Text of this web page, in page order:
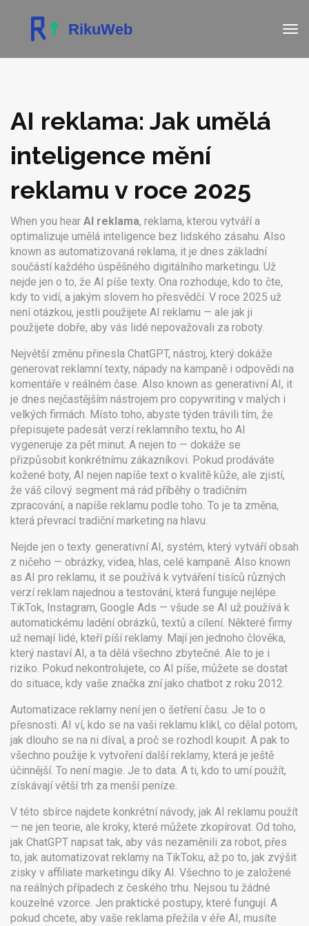
AI reklama: Jak umělá
inteligence mění
reklamu v roce 2025
When you hear AI reklama, reklama, kterou vytváří a
optimalizuje umělá inteligence bez lidského zásahu. Also
known as automatizovaná reklama, it je dnes základní
součástí každého úspěšného digitálního marketingu. Už
nejde jen o to, že AI píše texty. Ona rozhoduje, kdo to čte,
kdy to vidí, a jakým slovem ho přesvědčí. V roce 2025 už
není otázkou, jestli použijete AI reklamu — ale jak ji
použijete dobře, aby vás lidé nepovažovali za roboty.
Největší změnu přinesla ChatGPT, nástroj, který dokáže
generovat reklamní texty, nápady na kampaně i odpovědi na
komentáře v reálném čase. Also known as generativní AI, it
je dnes nejčastějším nástrojem pro copywriting v malých i
velkých firmách. Místo toho, abyste týden trávili tím, že
přepisujete padesát verzí reklamního textu, ho AI
vygeneruje za pět minut. A nejen to — dokáže se
přizpůsobit konkrétnímu zákazníkovi. Pokud prodáváte
kožené boty, AI nejen napíše text o kvalitě kůže, ale zjistí,
že váš cílový segment má rád příběhy o tradičním
zpracování, a napíše reklamu podle toho. To je ta změna,
která převrací tradiční marketing na hlavu.
Nejde jen o texty. generativní AI, systém, který vytváří obsah
z ničeho — obrázky, videa, hlas, celé kampaně. Also known
as AI pro reklamu, it se používá k vytváření tisíců různých
verzí reklam najednou a testování, která funguje nejlépe.
TikTok, Instagram, Google Ads — všude se AI už používá k
automatickému ladění obrázků, textů a cílení. Některé firmy
už nemají lidé, kteří píší reklamy. Mají jen jednoho člověka,
který nastaví AI, a ta dělá všechno zbytečné. Ale to je i
riziko. Pokud nekontrolujete, co AI píše, můžete se dostat
do situace, kdy vaše značka zní jako chatbot z roku 2012.
Automatizace reklamy není jen o šetření času. Je to o
přesnosti. AI ví, kdo se na vaši reklamu klikl, co dělal potom,
jak dlouho se na ni díval, a proč se rozhodl koupit. A pak to
všechno použije k vytvoření další reklamy, která je ještě
účinnější. To není magie. Je to data. A ti, kdo to umí použít,
získávají větší trh za menší peníze.
V této sbírce najdete konkrétní návody, jak AI reklamu použít
— ne jen teorie, ale kroky, které můžete zkopírovat. Od toho,
jak ChatGPT napsat tak, aby vás nezaměnili za robot, přes
to, jak automatizovat reklamy na TikToku, až po to, jak zvýšit
zisky v affiliate marketingu díky AI. Všechno to je založené
na reálných případech z českého trhu. Nejsou tu žádné
kouzelné vzorce. Jen praktické postupy, které fungují. A
pokud chcete, aby vaše reklama přežila v éře AI, musíte